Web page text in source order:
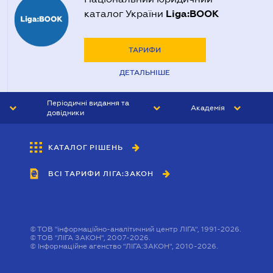
каталог України Liga:BOOK
ТАРИФИ
ДЕТАЛЬНІШЕ
Періодичні видання та
довідники
БУХГАЛТЕР&ЗАКОН
ВІСНИК МСФЗ
Академія
КАТАЛОГ РІШЕНЬ
ВСІ ТАРИФИ ЛІГА:ЗАКОН
©ТОВ "інформаційно-аналітичний центр ЛІГА", 1991-2026.
©ТОВ "ЛІГА ЗАКОН", 2007-2026.
© Інформаційне агенство "ЛІГА:ЗАКОН", 2010-2026.